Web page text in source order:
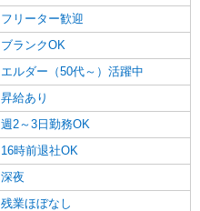
フリーター歓迎
ブランクOK
エルダー（50代～）活躍中
昇給あり
週2～3日勤務OK
16時前退社OK
深夜
残業ほぼなし